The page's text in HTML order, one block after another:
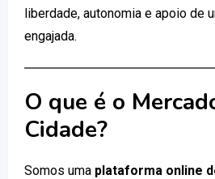
liberdade, autonomia e apoio de
engajada.
O que é o
Cidade?
Somos uma plataforma online